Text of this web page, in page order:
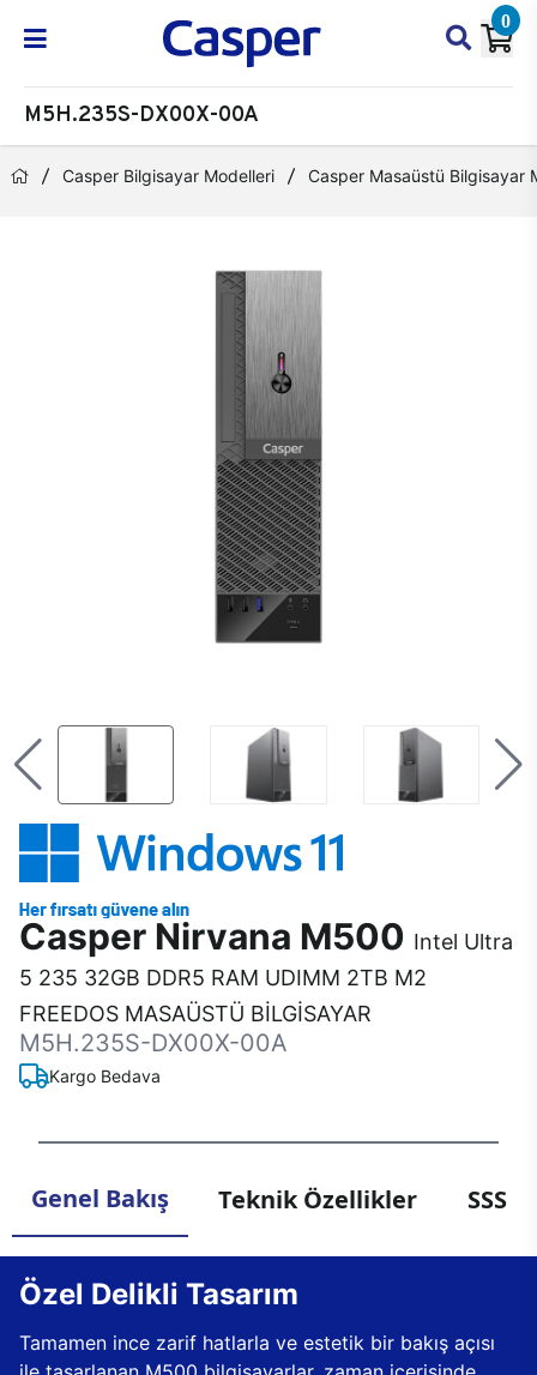
0
M5H.235S-DX00X-00A
Casper Bilgisayar Modelleri Casper Masaüstü Bilgisayar
Casper Nirvana M500 Intel Ultra
5 235 32GB DDR5 RAM UDIMM 2TB M2
FREEDOS MASAÜSTÜ BİLGİSAYAR
M5H.235S-DX00X-00A
Kargo Bedava
Genel Bakış Teknik Özellikler SSS
Özel Delikli Tasarım
Tamamen ince zarif hatlarla ve estetik bir bakış açısı